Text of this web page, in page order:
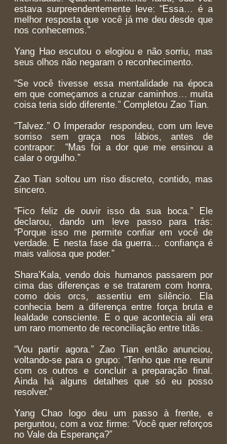
estava surpreendentemente leve: “Essa… é a
melhor resposta que você já me deu desde que
nos conhecemos.”
Yang Hao escutou o elogiou e não sorriu, mas
seus olhos não negaram o reconhecimento.
“Se você tivesse essa mentalidade na época
em que começamos a cruzar caminhos… muita
coisa teria sido diferente.” Completou Zao Tian.
“Talvez.” O Imperador respondeu, com um leve
sorriso sem graça nos lábios, antes de
contrapor: “Mas foi a dor que me ensinou a
calar o orgulho.”
Zao Tian soltou um riso discreto, contido, mas
sincero.
“Fico feliz de ouvir isso da sua boca.” Ele
declarou, dando um leve passo para trás:
“Porque isso me permite confiar em você de
verdade. E nesta fase da guerra… confiança é
mais valiosa que poder.”
Shara’Kala, vendo dois humanos passarem por
cima das diferenças e se tratarem com honra,
como dois orcs, assentiu em silêncio. Ela
conhecia bem a diferença entre força bruta e
lealdade consciente. E o que acontecia ali era
um raro momento de reconciliação entre titãs.
“Vou partir agora.” Zao Tian então anunciou,
voltando-se para o grupo: “Tenho que me reunir
com os outros e concluir a preparação final.
Ainda há alguns detalhes que só eu posso
resolver.”
Yang Chao logo deu um passo à frente, e
perguntou, com a voz firme: “Você quer reforços
no Vale da Esperança?”